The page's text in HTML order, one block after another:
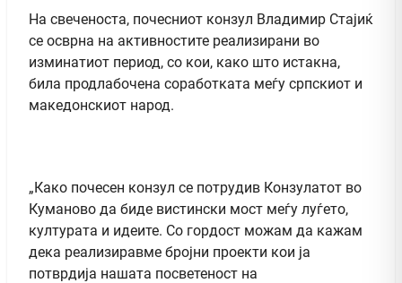
На свеченоста, почесниот конзул Владимир Стајиќ
се осврна на активностите реализирани во
изминатиот период, со кои, како што истакна,
била продлабочена соработката меѓу српскиот и
македонскиот народ.
„Како почесен конзул се потрудив Конзулатот во
Куманово да биде вистински мост меѓу луѓето,
културата и идеите. Со гордост можам да кажам
дека реализиравме бројни проекти кои ја
потврдија нашата посветеност на